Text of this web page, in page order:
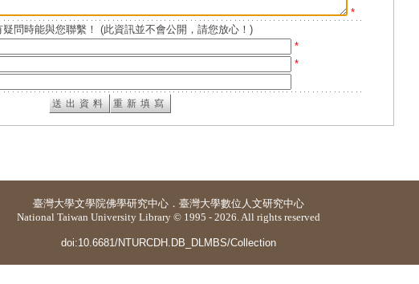
*
問時能與您聯繫！ (此資訊並不會公開，請您放心！)
*
*
臺灣大學文學院佛學研究中心 ． 臺灣大學數位人文研究中心
National Taiwan University Library © 1995 - 2026. All rights reserved
doi:10.6681/NTURCDH.DB_DLMBS/Collection